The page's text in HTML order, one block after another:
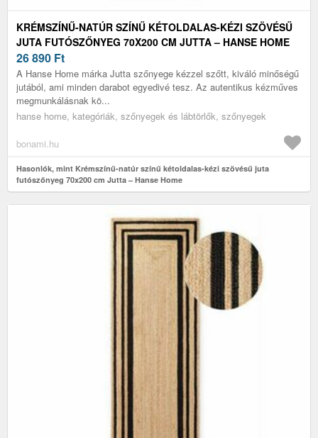
KRÉMSZÍNŰ-NATÚR SZÍNŰ KÉTOLDALAS-KÉZI SZÖVÉSŰ
JUTA FUTÓSZŐNYEG 70X200 CM JUTTA – HANSE HOME
26 890 Ft
A Hanse Home márka Jutta szőnyege kézzel szőtt, kiváló minőségű
jutából, ami minden darabot egyedivé tesz. Az autentikus kézműves
megmunkálásnak kö...
hanse home, kategóriák, szőnyegek és lábtörlők, szőnyegek
bonami.hu
Hasonlók, mint Krémszínű-natúr színű kétoldalas-kézi szövésű juta
futószőnyeg 70x200 cm Jutta – Hanse Home